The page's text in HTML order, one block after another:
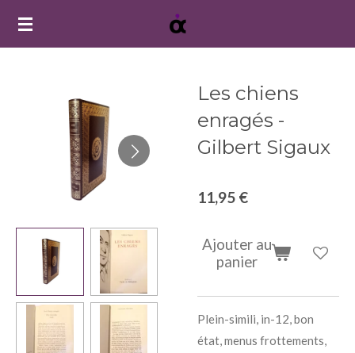
Passer
Les chiens
enragés -
Gilbert Sigaux
11,95 €
Ajouter au
panier
Plein-simili, in-12, bon
état, menus frottements,